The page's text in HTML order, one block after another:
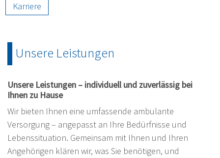
Karriere
Unsere Leistungen
Unsere Leistungen – individuell und zuverlässig bei
Ihnen zu Hause
Wir bieten Ihnen eine umfassende ambulante
Versorgung – angepasst an Ihre Bedürfnisse und
Lebenssituation. Gemeinsam mit Ihnen und Ihren
Angehörigen klären wir, was Sie benötigen, und